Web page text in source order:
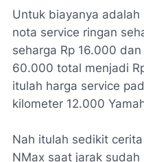
Untuk biayanya
nota service ringan
seharga Rp 16.000
60.000 total menjadi
itulah harga service
kilometer 12.000
Nah itulah sedikit
NMax saat jarak